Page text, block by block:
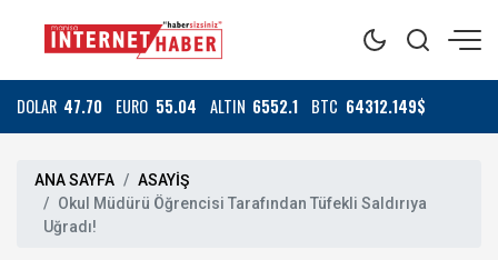
DOLAR 47.70 EURO 55.04 ALTIN 6552.1 BTC 64312.149$
ANA SAYFA
ASAYİŞ
Okul Müdürü Öğrencisi Tarafından Tüfekli Saldırıya
Uğradı!